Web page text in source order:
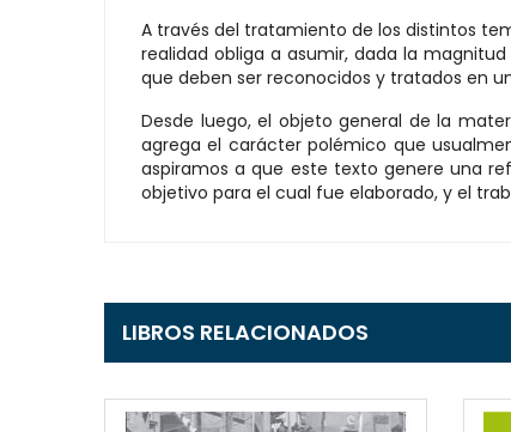
A través del tratamiento de los distintos
realidad obliga a asumir, dada la
que deben ser reconocidos y tratados en
Desde luego, el objeto general de la
agrega el carácter polémico que
aspiramos a que este texto genere una
objetivo para el cual fue elaborado, y el
LIBROS RELACIONADOS